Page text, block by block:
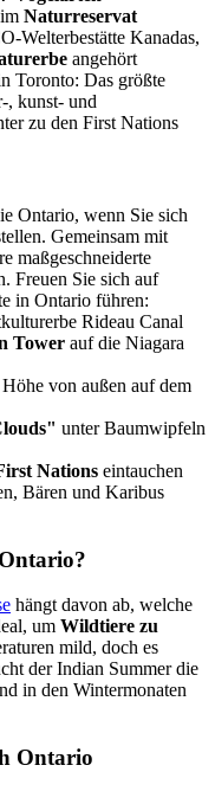
Naturreservat
Welterbestätte Kanadas,
angehört
Toronto: Das größte
, kunst- und
zu den First Nations
Ontario, wenn Sie sich
Gemeinsam mit
maßgeschneiderte
Freuen Sie sich auf
in Ontario führen:
Rideau Canal
Tower auf die Niagara
von außen auf dem
unter Baumwipfeln
Nations eintauchen
Bären und Karibus
hängt davon ab, welche
um Wildtiere zu
mild, doch es
der Indian Summer die
in den Wintermonaten
Ontario